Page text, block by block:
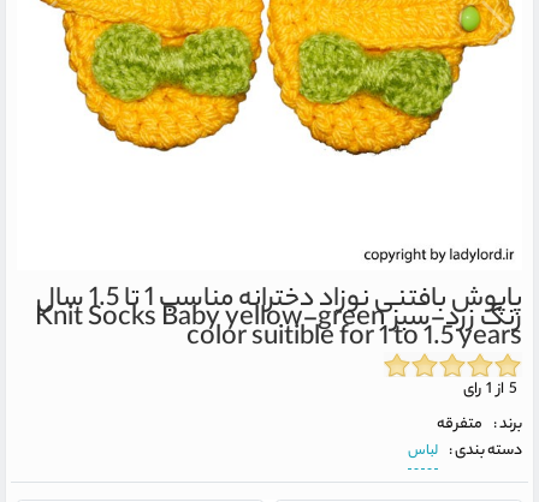
پاپوش بافتنی نوزاد دخترانه مناسب 1 تا 1.5 سال رنگ زرد-سبزKnit Socks Baby yellow-green
color suitible for 1 to 1.5 years
برند : متفرقه
دسته بندی : لباس